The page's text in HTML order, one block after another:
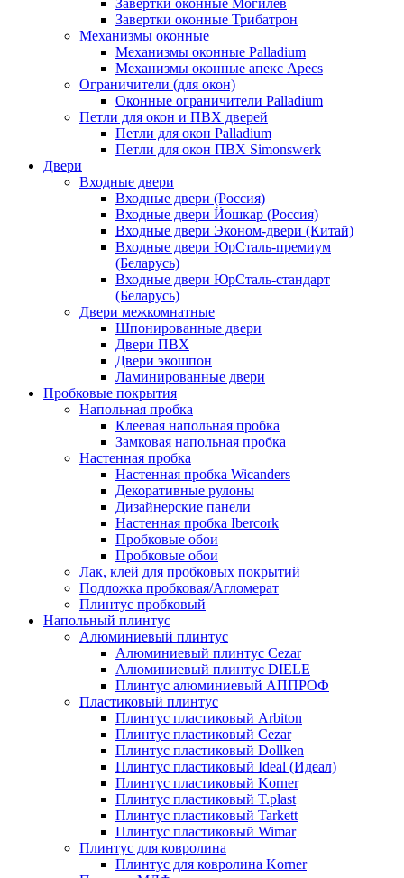
Завертки оконные Могилев
Завертки оконные Трибатрон
Механизмы оконные
Механизмы оконные Palladium
Механизмы оконные апекс Apecs
Ограничители (для окон)
Оконные ограничители Palladium
Петли для окон и ПВХ дверей
Петли для окон Palladium
Петли для окон ПВХ Simonswerk
Двери
Входные двери
Входные двери (Россия)
Входные двери Йошкар (Россия)
Входные двери Эконом-двери (Китай)
Входные двери ЮрСталь-премиум
(Беларусь)
Входные двери ЮрСталь-стандарт
(Беларусь)
Двери межкомнатные
Шпонированные двери
Двери ПВХ
Двери экошпон
Ламинированные двери
Пробковые покрытия
Напольная пробка
Клеевая напольная пробка
Замковая напольная пробка
Настенная пробка
Настенная пробка Wicanders
Декоративные рулоны
Дизайнерские панели
Настенная пробка Ibercork
Пробковые обои
Пробковые обои
Лак, клей для пробковых покрытий
Подложка пробковая/Агломерат
Плинтус пробковый
Напольный плинтус
Алюминиевый плинтус
Алюминиевый плинтус Cezar
Алюминиевый плинтус DIELE
Плинтус алюминиевый АППРОФ
Пластиковый плинтус
Плинтус пластиковый Arbiton
Плинтус пластиковый Cezar
Плинтус пластиковый Dollken
Плинтус пластиковый Ideal (Идеал)
Плинтус пластиковый Korner
Плинтус пластиковый T.plast
Плинтус пластиковый Tarkett
Плинтус пластиковый Wimar
Плинтус для ковролина
Плинтус для ковролина Korner